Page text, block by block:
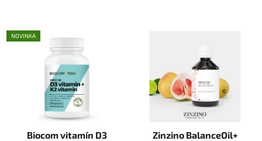
NOVINKA
Biocom vitamín D3
Zinzino BalanceOil+